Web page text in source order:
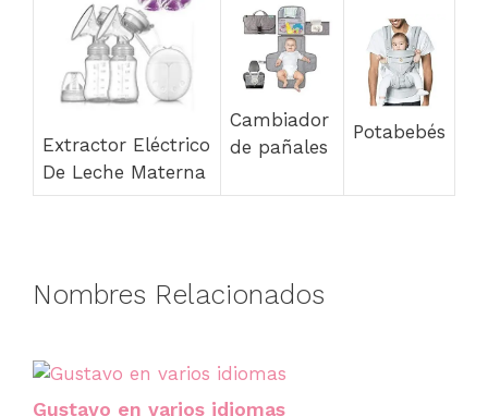
Extractor Eléctrico
De Leche Materna
Cambiador
de pañales
Potabebés
Nombres Relacionados
Gustavo en varios idiomas